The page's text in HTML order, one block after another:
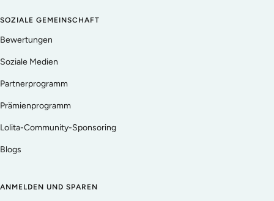
SOZIALE GEMEINSCHAFT
Bewertungen
Soziale Medien
Partnerprogramm
Prämienprogramm
Lolita-Community-Sponsoring
Blogs
ANMELDEN UND SPAREN